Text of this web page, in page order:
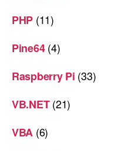
PHP (11)
Pine64(4)
Raspberry Pi (33)
VB.NET(21)
VBA (6)